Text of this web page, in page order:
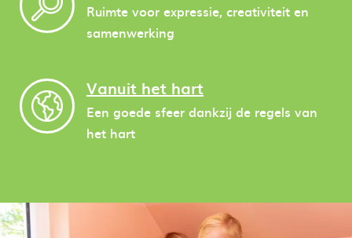
Ruimte voor expressie, creativiteit en
samenwerking
Vanuit het hart
Een goede sfeer dankzij de regels van
het hart